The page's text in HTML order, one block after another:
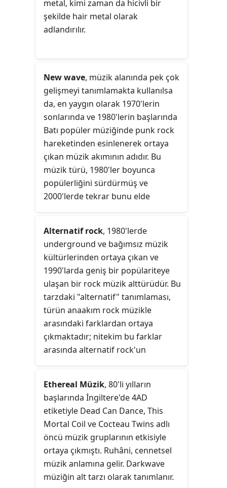
metal, kimi zaman da hicivli bir
şekilde hair metal olarak
adlandırılır.
New wave, müzik alanında pek çok
gelişmeyi tanımlamakta kullanılsa
da, en yaygın olarak 1970'lerin
sonlarında ve 1980'lerin başlarında
Batı popüler müziğinde punk rock
hareketinden esinlenerek ortaya
çıkan müzik akımının adıdır. Bu
müzik türü, 1980'ler boyunca
popülerliğini sürdürmüş ve
2000'lerde tekrar bunu elde
Reggae ve Ska türlerinin de bir
karışımıdır.
Alternatif rock, 1980'lerde
underground ve bağımsız müzik
kültürlerinden ortaya çıkan ve
1990'larda geniş bir popülariteye
ulaşan bir rock müzik alttürüdür. Bu
tarzdaki "alternatif" tanımlaması,
türün anaakım rock müzikle
arasındaki farklardan ortaya
çıkmaktadır; nitekim bu farklar
arasında alternatif rock'un
sözleri bulunmaktadır. Terim
orijinalde daha geniş bir yelpazeyi
kapsamaktaydı; 1970'lerin sonunda
punk rock'ın DIY etiğini benimseyen
ve modern alternatif müziği
etkileyen sanatçılar da bu
sınırlandırmaya girmekteydiler. Kimi
zaman "alternatif" sınıflandırması
Ethereal Müzik, 80'li yılların
başlarında İngiltere'de 4AD
etiketiyle Dead Can Dance, This
Mortal Coil ve Cocteau Twins adlı
öncü müzik gruplarının etkisiyle
ortaya çıkmıştı. Ruhâni, cennetsel
müzik anlamına gelir. Darkwave
müziğin alt tarzı olarak tanımlanır.